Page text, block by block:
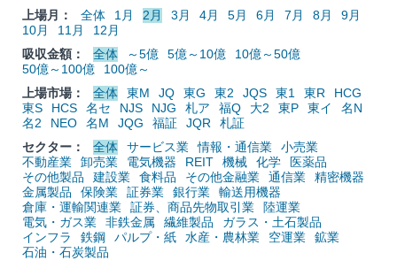
上場月：
全体 1月 2月 3月 4月 5月 6月 7月 8月
9月
10月
11月
12月
吸収金額：
全体 ～5億 5億～10億
10億～50億
50億～100億
100億～
上場市場：
全体 東M JQ 東G 東2 JQS 東1 東R
HCG
東S
HCS 名セ NJS NJG 札ア 福Q 大2 東P 東イ
名N
名2
NEO 名M JQG 福証 JQR
札証
セクター：
全体 サービス業 情報・通信業
小売業
不動産業
卸売業 電気機器 REIT 機械 化学
医薬品
その他製品
建設業 食料品 その他金融業 通信業
精密機器
金属製品
保険業 証券業 銀行業
輸送用機器
倉庫・運輸関連業
証券、商品先物取引業
陸運業
電気・ガス業
非鉄金属 繊維製品
ガラス・土石製品
インフラ
鉄鋼 パルプ・紙 水産・農林業 空運業
鉱業
石油・石炭製品